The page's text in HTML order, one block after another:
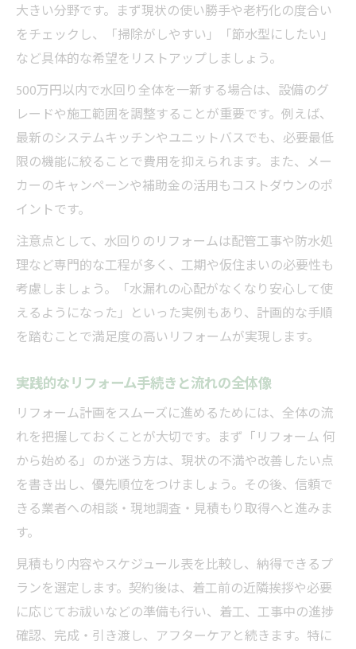
大きい分野です。まず現状の使い勝手や老朽化の度合い
をチェックし、「掃除がしやすい」「節水型にしたい」
など具体的な希望をリストアップしましょう。
500万円以内で水回り全体を一新する場合は、設備のグ
レードや施工範囲を調整することが重要です。例えば、
最新のシステムキッチンやユニットバスでも、必要最低
限の機能に絞ることで費用を抑えられます。また、メー
カーのキャンペーンや補助金の活用もコストダウンのポ
イントです。
注意点として、水回りのリフォームは配管工事や防水処
理など専門的な工程が多く、工期や仮住まいの必要性も
考慮しましょう。「水漏れの心配がなくなり安心して使
えるようになった」といった実例もあり、計画的な手順
を踏むことで満足度の高いリフォームが実現します。
実践的なリフォーム手続きと流れの全体像
リフォーム計画をスムーズに進めるためには、全体の流
れを把握しておくことが大切です。まず「リフォーム 何
から始める」のか迷う方は、現状の不満や改善したい点
を書き出し、優先順位をつけましょう。その後、信頼で
きる業者への相談・現地調査・見積もり取得へと進みま
す。
見積もり内容やスケジュール表を比較し、納得できるプ
ランを選定します。契約後は、着工前の近隣挨拶や必要
に応じてお祓いなどの準備も行い、着工、工事中の進捗
確認、完成・引き渡し、アフターケアと続きます。特に